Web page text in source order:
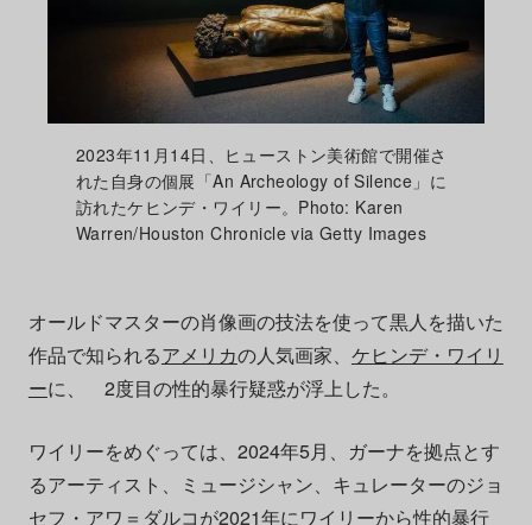
2023年11月14日、ヒューストン美術館で開催さ
れた自身の個展「An Archeology of Silence」に
訪れたケヒンデ・ワイリー。Photo: Karen
Warren/Houston Chronicle via Getty Images
オールドマスターの肖像画の技法を使って黒人を描いた
作品で知られるアメリカの人気画家、 ケヒンデ・ワイリ
ーに、 2度目の性的暴行疑惑が浮上した。
ワイリーをめぐっては、2024年5月、ガーナを拠点とす
るアーティスト、ミュージシャン、キュレーターのジョ
セフ・アワ＝ダルコが2021年にワイリーから性的暴行